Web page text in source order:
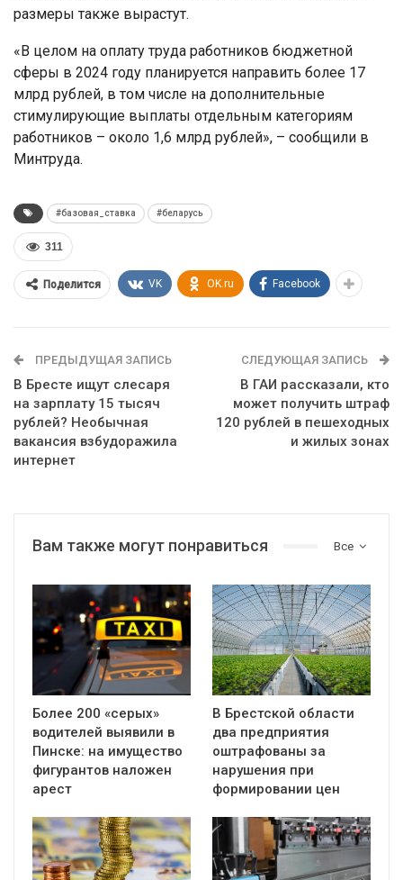
размеры также вырастут.
«В целом на оплату труда работников бюджетной
сферы в 2024 году планируется направить более 17
млрд рублей, в том числе на дополнительные
стимулирующие выплаты отдельным категориям
работников – около 1,6 млрд рублей», – сообщили в
Минтруда.
#базовая_ставка #беларусь
311
Поделится VK OK.ru Facebook
ПРЕДЫДУЩАЯ ЗАПИСЬ
В Бресте ищут слесаря
на зарплату 15 тысяч
рублей? Необычная
вакансия взбудоражила
интернет
СЛЕДУЮЩАЯ ЗАПИСЬ
В ГАИ рассказали, кто
может получить штраф
120 рублей в пешеходных
и жилых зонах
Все
Вам также могут понравиться
Более 200 «серых»
водителей выявили в
Пинске: на имущество
фигурантов наложен
арест
В Брестской области
два предприятия
оштрафованы за
нарушения при
формировании цен